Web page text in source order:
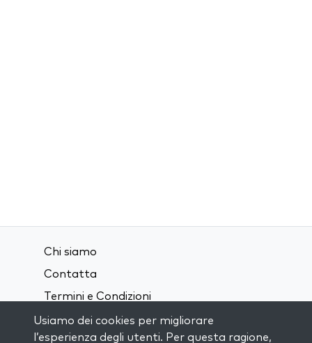
Chi siamo
Contatta
Termini e Condizioni
Privacy Policy
Usiamo dei cookies per migliorare
l’esperienza degli utenti. Per questa ragione,